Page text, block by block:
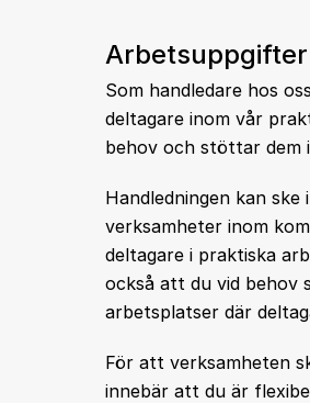
Arbetsuppgifter
Som handledare hos
deltagare inom vår
behov och stöttar dem
Handledningen kan
verksamheter inom
deltagare i praktiska
också att du vid behov
arbetsplatser där
För att verksamheten
innebär att du är